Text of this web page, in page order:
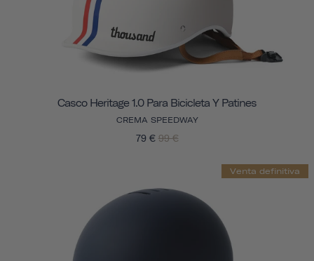
Casco Heritage 1.0 Para Bicicleta Y Patines
CREMA SPEEDWAY
79 € 99 €
Venta definitiva